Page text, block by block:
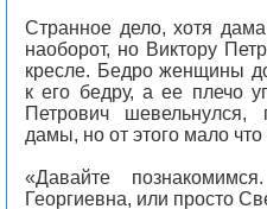
Странное дело, хотя
наоборот, но Виктору
кресле. Бедро женщины
к его бедру, а ее плечо
Петрович шевельнулся,
дамы, но от этого мало
«Давайте
Георгиевна, или просто